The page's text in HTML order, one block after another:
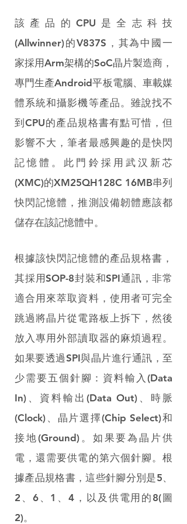
該產品的CPU是全志科技
(Allwinner)的V837S，其為中國一
家採用Arm架構的SoC晶片製造商，
專門生產Android平板電腦、車載媒
體系統和攝影機等產品。雖說找不
到CPU的產品規格書有點可惜，但
影響不大，筆者最感興趣的是快閃
記憶體。此門鈴採用武汉新芯
(XMC)的XM25QH128C 16MB串列
快閃記憶體，推測設備韌體應該都
儲存在該記憶體中。
根據該快閃記憶體的產品規格書，
其採用SOP-8封裝和SPI通訊，非常
適合用來萃取資料，使用者可完全
跳過將晶片從電路板上拆下，然後
放入專用外部讀取器的麻煩過程。
如果要透過SPI與晶片進行通訊，至
少需要五個針腳：資料輸入(Data
In)、資料輸出(Data Out)、時脈
(Clock)、晶片選擇(Chip Select)和
接地(Ground)。如果要為晶片供
電，還需要供電的第六個針腳。根
據產品規格書，這些針腳分別是5、
2、6、1、4，以及供電用的8(圖
2)。